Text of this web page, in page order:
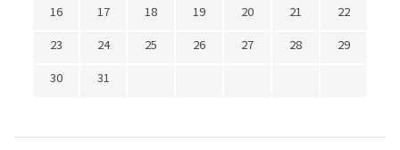
16
17 18 19 20 21
22
23
24 25 26 27 28
29
30
31